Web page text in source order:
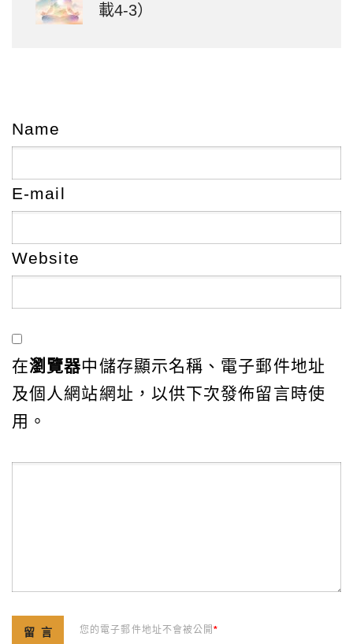
載4-3）
Name
E-mail
Website
在瀏覽器中儲存顯示名稱、電子郵件地址
及個人網站網址，以供下次發佈留言時使
用。
您的電子郵件地址不會被公開*